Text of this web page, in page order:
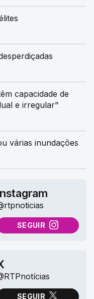
capacidade de
e irregular"
várias inundações
SEGUIR
NO INSTAGRAM
SEGUIR